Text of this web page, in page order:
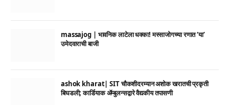
massajog | भावनिक लाटेला धक्का! मस्साजोगच्या रणात ‘या’
उमेदवाराची बाजी
ashok kharat| SIT चौकशीदरम्यान अशोक खरातची प्रकृती
बिघडली; कार्डियाक ॲम्बुलन्सद्वारे वैद्यकीय तपासणी